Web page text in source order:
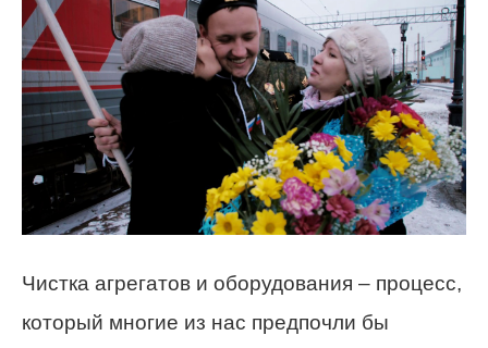
Чистка агрегатов и оборудования – процесс,
который многие из нас предпочли бы